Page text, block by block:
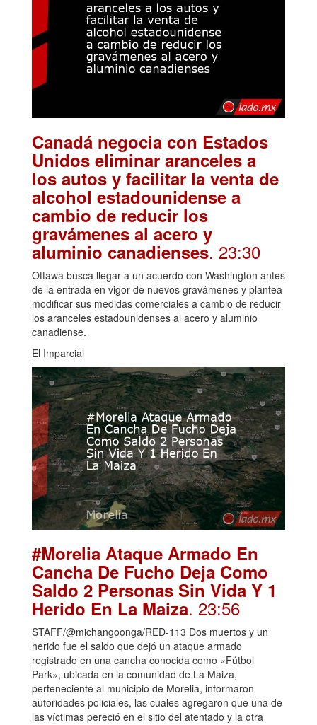
Canadá negocia con Estados
Unidos eliminar aranceles a
los autos y facilitar la venta de
alcohol estadounidense a
cambio de reducir los
gravámenes al acero y
aluminio canadienses. 23:30
Ottawa busca llegar a un acuerdo con Washington antes
de la entrada en vigor de nuevos gravámenes y plantea
modificar sus medidas comerciales a cambio de reducir
los aranceles estadounidenses al acero y aluminio
canadiense.
El Imparcial
#Morelia Ataque Armado En
Cancha De Fucho Deja Como
Saldo 2 Personas Sin Vida Y 1
Herido En La Maiza. 23:56
STAFF/@michangoonga/RED-113 Dos muertos y un
herido fue el saldo que dejó un ataque armado
registrado en una cancha conocida como «Fútbol
Park», ubicada en la comunidad de La Maiza,
perteneciente al municipio de Morelia, informaron
autoridades policiales, las cuales agregaron que una de
las víctimas pereció en el sitio del atentado y la otra